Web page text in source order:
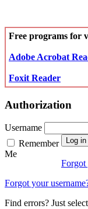
Free programs for
Adobe Acrobat
Foxit Reader
Authorization
Username
Remember
Me
Forgot
Forgot your
Find errors? Just